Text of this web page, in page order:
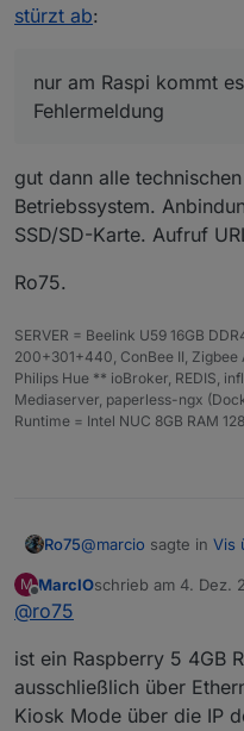
in der die
mit 4 View-Navs +
dann eben mit 5
(insgesamt 9) da
belastendes, nur
dem Rechner
regelmäßig zu
stürzt ab:
nur am Raspi kommt
Fehlermeldung
gut dann alle
Betriebssystem.
SSD/SD-Karte. Aufruf
Ro75.
SERVER = Beelink U59 16GB
200+301+440, ConBee II, Zigbee
Philips Hue ** ioBroker, REDIS,
Mediaserver, paperless-ngx
Runtime = Intel NUC 8GB RAM
Ro75@marcio sagte in Vis
gut dann alle
Betriebssystem.
SSD/SD-Karte. Aufruf
Ro75.
M
Offline
MarcIOschrieb am 4. Dez.
zuletzt editiert von
@ro75
ist ein Raspberry 5 4GB
ausschließlich über
Kiosk Mode über die IP